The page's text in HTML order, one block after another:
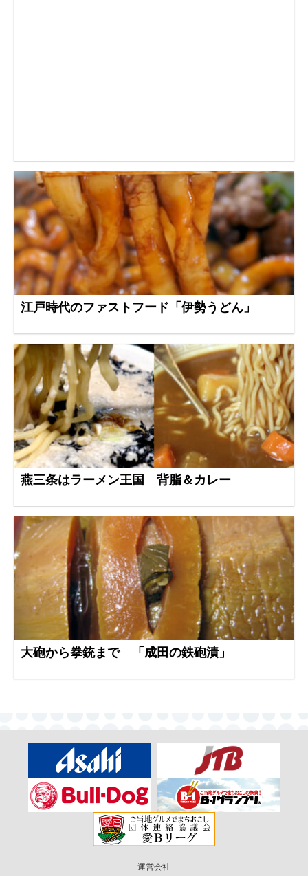
江戸時代のファストフード「伊勢うどん」
燕三条はラーメン王国 背脂＆カレー
大砲から拳銃まで 「成田の鉄砲漬」
運営会社